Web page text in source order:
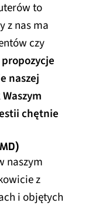
to
z nas ma
czy
naszej
chętnie
naszym
z
i objętych